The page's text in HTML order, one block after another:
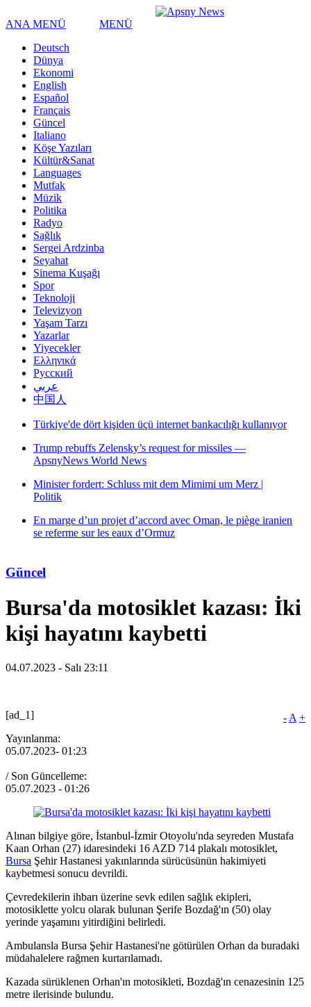
ANA MENÜ
MENÜ
Deutsch
Dünya
Ekonomi
English
Español
Français
Güncel
Italiano
Köşe Yazıları
Kültür&Sanat
Languages
Mutfak
Müzik
Politika
Radyo
Sağlık
Sergei Ardzinba
Seyahat
Sinema Kuşağı
Spor
Teknoloji
Televizyon
Yaşam Tarzı
Yazarlar
Yiyecekler
Ελληνικά
Русский
عربي
中国人
Güncel
Bursa'da motosiklet kazası: İki
kişi hayatını kaybetti
04.07.2023 - Salı 23:11
- A +
[ad_1]
Yayınlanma:
05.07.2023- 01:23
/ Son Güncelleme:
05.07.2023 - 01:26
Alınan bilgiye göre, İstanbul-İzmir Otoyolu'nda seyreden Mustafa
Kaan Orhan (27) idaresindeki 16 AZD 714 plakalı motosiklet,
Bursa Şehir Hastanesi yakınlarında sürücüsünün hakimiyeti
kaybetmesi sonucu devrildi.
Çevredekilerin ihbarı üzerine sevk edilen sağlık ekipleri,
motosiklette yolcu olarak bulunan Şerife Bozdağ'ın (50) olay
yerinde yaşamını yitirdiğini belirledi.
Ambulansla Bursa Şehir Hastanesi'ne götürülen Orhan da buradaki
müdahalelere rağmen kurtarılamadı.
Kazada sürüklenen Orhan'ın motosikleti, Bozdağ'ın cenazesinin 125
metre ilerisinde bulundu.